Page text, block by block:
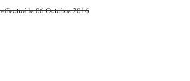
le 06 Octobre 2016